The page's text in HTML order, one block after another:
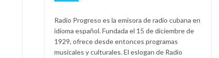
Radio Progreso es la emisora de radio cubana en
idioma español. Fundada el 15 de diciembre de
1929, ofrece desde entonces programas
musicales y culturales. El eslogan de Radio